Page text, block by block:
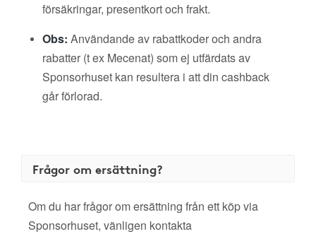
försäkringar, presentkort och frakt.
Obs: Användande av rabattkoder och andra
rabatter (t ex Mecenat) som ej utfärdats av
Sponsorhuset kan resultera i att din cashback
går förlorad.
Frågor om ersättning?
Om du har frågor om ersättning från ett köp via
Sponsorhuset, vänligen kontakta